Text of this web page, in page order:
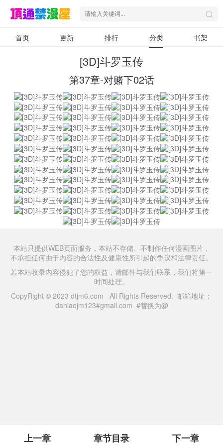
首页 更新 排行 分类 书架
[3D]斗罗玉传
第37章-对赌下02话
上一章 章节目录 下一章
本站只提供WEB页面服务，本站不存储、不制作任何漫画图片，
不承担任何由于内容的合法性及健康性所引起的争议和法律责任。
若本站收录内容侵犯了您的权益，请邮件与我们联系，我们将第一
时间处理。
CopyRight © 2023 dtjm6.com All Rights Reserved. 邮箱地址：
daniaojm123#gmail.com #替换为@